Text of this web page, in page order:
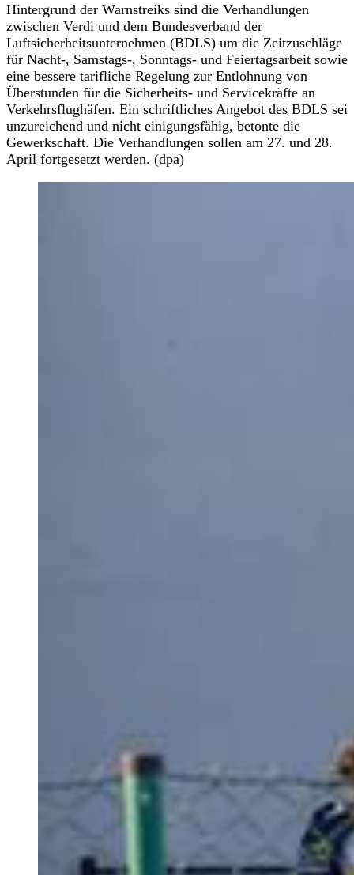
Hintergrund der Warnstreiks sind die Verhandlungen
zwischen Verdi und dem Bundesverband der
Luftsicherheitsunternehmen (BDLS) um die Zeitzuschläge
für Nacht-, Samstags-, Sonntags- und Feiertagsarbeit sowie
eine bessere tarifliche Regelung zur Entlohnung von
Überstunden für die Sicherheits- und Servicekräfte an
Verkehrsflughäfen. Ein schriftliches Angebot des BDLS sei
unzureichend und nicht einigungsfähig, betonte die
Gewerkschaft. Die Verhandlungen sollen am 27. und 28.
April fortgesetzt werden. (dpa)